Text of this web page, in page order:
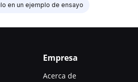
en un ejemplo de ensayo
Empresa
Acerca de